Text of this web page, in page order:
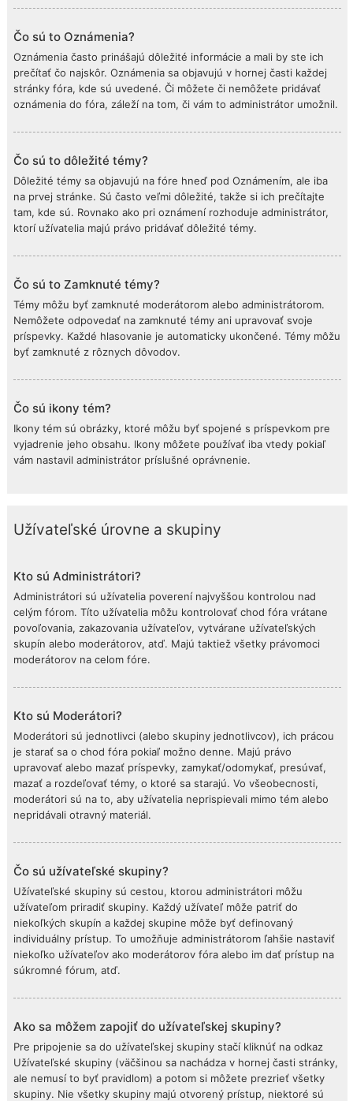
Čo sú to Oznámenia?
Oznámenia často prinášajú dôležité informácie a mali by ste ich
prečítať čo najskôr. Oznámenia sa objavujú v hornej časti každej
stránky fóra, kde sú uvedené. Či môžete či nemôžete pridávať
oznámenia do fóra, záleží na tom, či vám to administrátor umožnil.
Čo sú to dôležité témy?
Dôležité témy sa objavujú na fóre hneď pod Oznámením, ale iba
na prvej stránke. Sú často veľmi dôležité, takže si ich prečítajte
tam, kde sú. Rovnako ako pri oznámení rozhoduje administrátor,
ktorí užívatelia majú právo pridávať dôležité témy.
Čo sú to Zamknuté témy?
Témy môžu byť zamknuté moderátorom alebo administrátorom.
Nemôžete odpovedať na zamknuté témy ani upravovať svoje
príspevky. Každé hlasovanie je automaticky ukončené. Témy môžu
byť zamknuté z rôznych dôvodov.
Čo sú ikony tém?
Ikony tém sú obrázky, ktoré môžu byť spojené s príspevkom pre
vyjadrenie jeho obsahu. Ikony môžete používať iba vtedy pokiaľ
vám nastavil administrátor príslušné oprávnenie.
Užívateľské úrovne a skupiny
Kto sú Administrátori?
Administrátori sú užívatelia poverení najvyššou kontrolou nad
celým fórom. Títo užívatelia môžu kontrolovať chod fóra vrátane
povoľovania, zakazovania užívateľov, vytvárane užívateľských
skupín alebo moderátorov, atď. Majú taktiež všetky právomoci
moderátorov na celom fóre.
Kto sú Moderátori?
Moderátori sú jednotlivci (alebo skupiny jednotlivcov), ich prácou
je starať sa o chod fóra pokiaľ možno denne. Majú právo
upravovať alebo mazať príspevky, zamykať/odomykať, presúvať,
mazať a rozdeľovať témy, o ktoré sa starajú. Vo všeobecnosti,
moderátori sú na to, aby užívatelia neprispievali mimo tém alebo
nepridávali otravný materiál.
Čo sú užívateľské skupiny?
Užívateľské skupiny sú cestou, ktorou administrátori môžu
užívateľom priradiť skupiny. Každý užívateľ môže patriť do
niekoľkých skupín a každej skupine môže byť definovaný
individuálny prístup. To umožňuje administrátorom ľahšie nastaviť
niekoľko užívateľov ako moderátorov fóra alebo im dať prístup na
súkromné fórum, atď.
Ako sa môžem zapojiť do užívateľskej skupiny?
Pre pripojenie sa do užívateľskej skupiny stačí kliknúť na odkaz
Užívateľské skupiny (väčšinou sa nachádza v hornej časti stránky,
ale nemusí to byť pravidlom) a potom si môžete prezrieť všetky
skupiny. Nie všetky skupiny majú otvorený prístup, niektoré sú